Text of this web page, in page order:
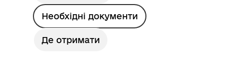
Необхідні документи
Де отримати